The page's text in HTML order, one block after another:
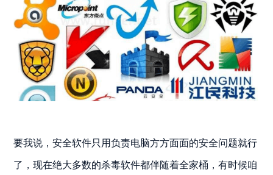
要我说，安全软件只用负责电脑方方面面的安全问题就行
了，现在绝大多数的杀毒软件都伴随着全家桶，有时候咱